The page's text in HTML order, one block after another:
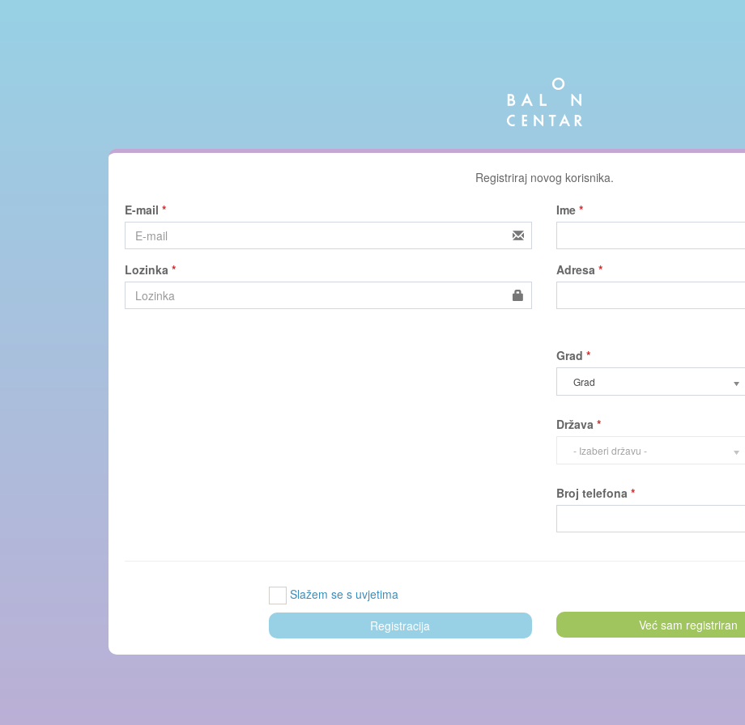
Registriraj novog korisnika.
E-mail*
Lozinka*
Ime *
Adresa *
Grad *
Grad
Država *
- Izaberi državu -
Broj telefona *
Slažem se s uvjetima
Registracija
Već sam registriran